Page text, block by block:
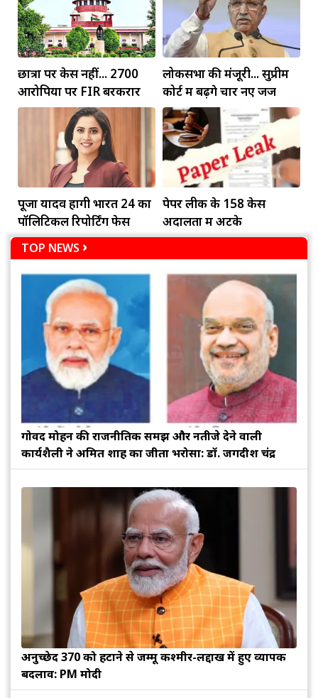
छात्रों पर केस नहीं... 2700
आरोपियों पर FIR बरकरार
लोकसभा की मंजूरी... सुप्रीम
कोर्ट में बढ़ेंगे चार नए जज
पूजा यादव होंगी भारत 24 का
पॉलिटिकल रिपोर्टिंग फेस
पेपर लीक के 158 केस
अदालतों में अटके
TOP NEWS
गोविंद मोहन की राजनीतिक समझ और नतीजे देने वाली
कार्यशैली ने अमित शाह का जीता भरोसा: डॉ. जगदीश चंद्र
अनुच्छेद 370 को हटाने से जम्मू कश्मीर-लद्दाख में हुए व्यापक
बदलाव: PM मोदी